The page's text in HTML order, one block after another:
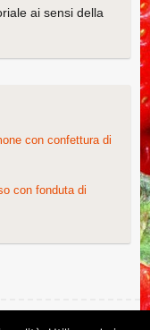
ai sensi della
con confettura di
con fonduta di